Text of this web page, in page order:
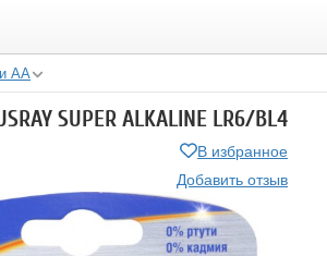
АА
SUPER ALKALINE LR6/BL4
В избранное
Добавить отзыв